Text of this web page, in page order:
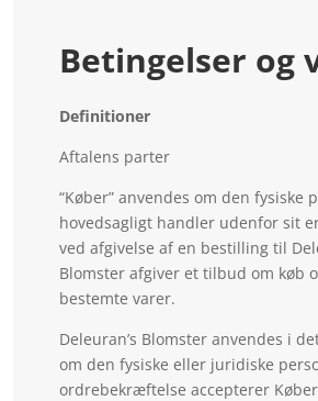
Betingelser og
Definitioner
Aftalens parter
“Køber” anvendes om den fysiske
hovedsagligt handler udenfor sit
ved afgivelse af en bestilling til
Blomster afgiver et tilbud om køb
bestemte varer.
Deleuran’s Blomster anvendes i
om den fysiske eller juridiske
ordrebekræftelse accepterer